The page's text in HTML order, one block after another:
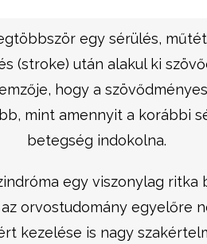
egy sérülés,
(stroke) után alakul ki
hogy a
mint amennyit a korábbi
betegség indokolna.
egy viszonylag ritka
orvostudomány egyelőre
kezelése is nagy